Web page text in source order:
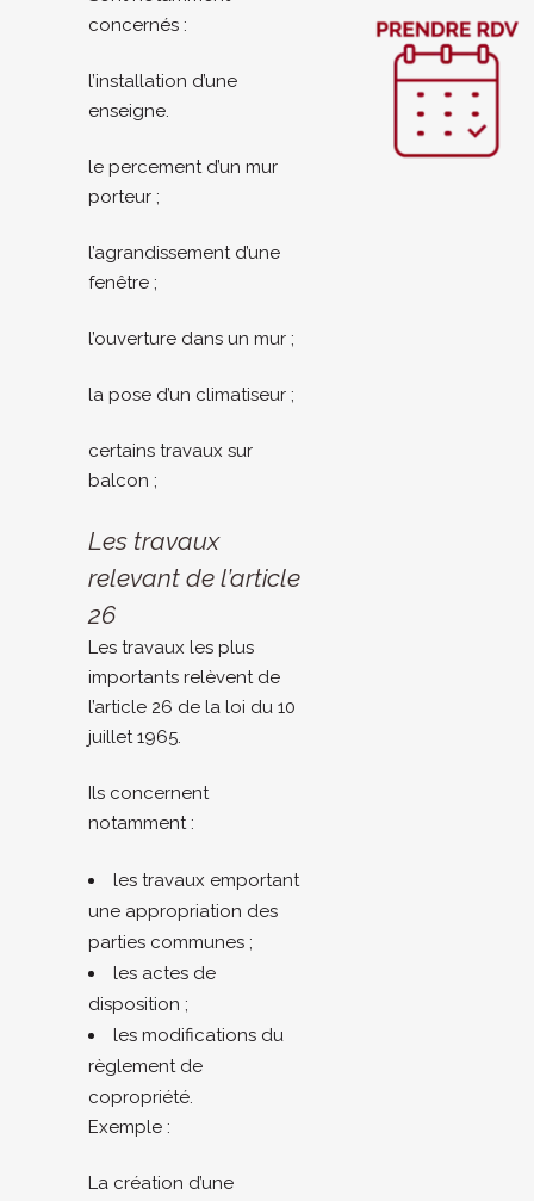
concernés :
l’installation d’une
enseigne.
le percement d’un mur
porteur ;
l’agrandissement d’une
fenêtre ;
l’ouverture dans un mur ;
la pose d’un climatiseur ;
certains travaux sur
balcon ;
Les travaux
relevant de l’article
26
Les travaux les plus
importants relèvent de
l’article 26 de la loi du 10
juillet 1965.
Ils concernent
notamment :
les travaux emportant
une appropriation des
parties communes ;
les actes de
disposition ;
les modifications du
règlement de
copropriété.
Exemple :
La création d’une